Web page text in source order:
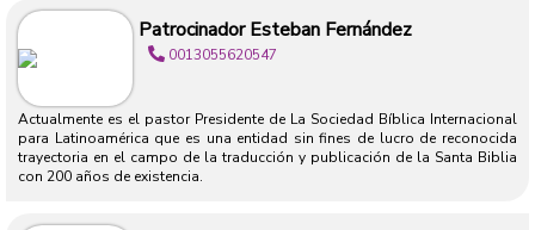
Patrocinador Esteban Fernández
0013055620547
Actualmente es el pastor Presidente de La Sociedad Bíblica Internacional
para Latinoamérica que es una entidad sin fines de lucro de reconocida
trayectoria en el campo de la traducción y publicación de la Santa Biblia
con 200 años de existencia.